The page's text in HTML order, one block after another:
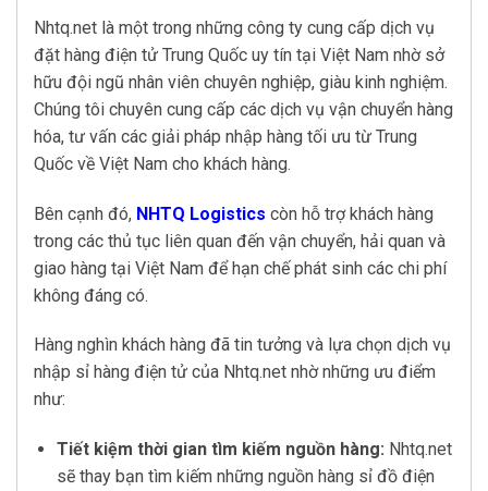
Nhtq.net là một trong những công ty cung cấp dịch vụ
đặt hàng điện tử Trung Quốc uy tín tại Việt Nam nhờ sở
hữu đội ngũ nhân viên chuyên nghiệp, giàu kinh nghiệm.
Chúng tôi chuyên cung cấp các dịch vụ vận chuyển hàng
hóa, tư vấn các giải pháp nhập hàng tối ưu từ Trung
Quốc về Việt Nam cho khách hàng.
Bên cạnh đó, NHTQ Logistics còn hỗ trợ khách hàng
trong các thủ tục liên quan đến vận chuyển, hải quan và
giao hàng tại Việt Nam để hạn chế phát sinh các chi phí
không đáng có.
Hàng nghìn khách hàng đã tin tưởng và lựa chọn dịch vụ
nhập sỉ hàng điện tử của Nhtq.net nhờ những ưu điểm
như:
Tiết kiệm thời gian tìm kiếm nguồn hàng: Nhtq.net
sẽ thay bạn tìm kiếm những nguồn hàng sỉ đồ điện